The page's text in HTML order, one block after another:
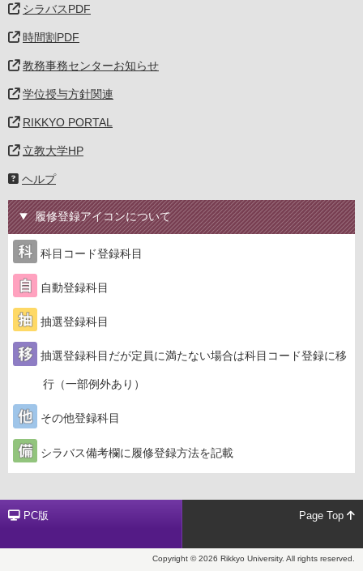
シラバスPDF
時間割PDF
教務事務センターお知らせ
学位授与方針関連
RIKKYO PORTAL
立教大学HP
ヘルプ
履修登録アイコンについて
科目コード登録科目
自動登録科目
抽選登録科目
抽選登録科目だが定員に満たない場合は科目コード登録に移
行（一部例外あり）
その他登録科目
シラバス備考欄に履修登録方法を記載
PC版 Page Top
Copyright © 2026 Rikkyo University. All rights reserved.